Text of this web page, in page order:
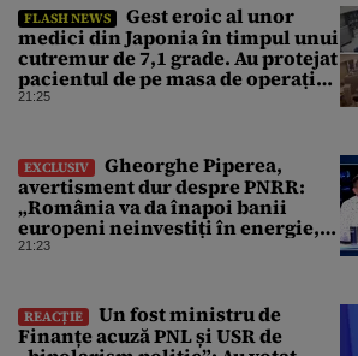
FLASH NEWS
Gest eroic al unor
medici din Japonia în timpul unui
cutremur de 7,1 grade. Au protejat
pacientul de pe masa de operație
cu propriile corpuri
21:25
EXCLUSIV
Gheorghe Piperea,
avertisment dur despre PNRR:
„România va da înapoi banii
europeni neinvestiți în energie,
chiar dacă a închis centralele pe
21:23
REACȚIE
Un fost ministru de
Finanțe acuză PNL și USR de